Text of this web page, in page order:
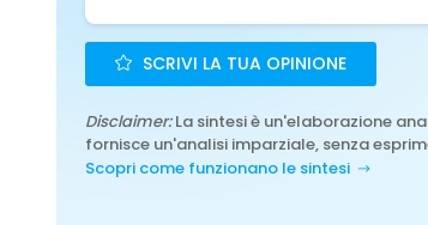
SCRIVI LA TUA OPINIONE
Disclaimer:La sintesi è un'elaborazione
fornisce un'analisi imparziale, senza
Scopri come funzionano le sintesi